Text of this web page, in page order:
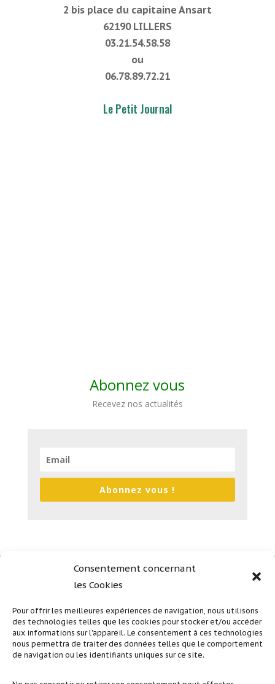
Consentement concernant
les Cookies
Pour offrir les meilleures expériences de navigation, nous utilisons
des technologies telles que les cookies pour stocker et/ou accéder
aux informations sur l'appareil. Le consentement à ces technologies
nous permettra de traiter des données telles que le comportement
de navigation ou les identifiants uniques sur ce site.
2 bis place du capitaine Ansart
62190 LILLERS
03.21.54.58.58
ou
06.78.89.72.21
Le Petit Journal
Abonnez vous
Recevez nos actualités
Abonnez vous !
Plan du site
Mentions légales
Politique de confidentialité
Suivez nous sur nos réseaux sociaux